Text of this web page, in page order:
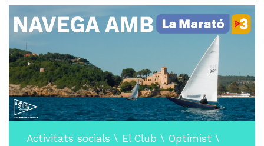
Activitats socials \ El Club \ Optimist \